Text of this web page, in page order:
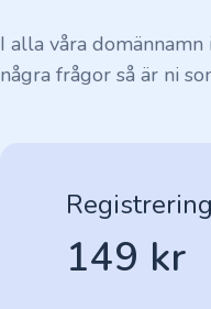
I alla våra
några frågor så är ni
Registrering
149 kr